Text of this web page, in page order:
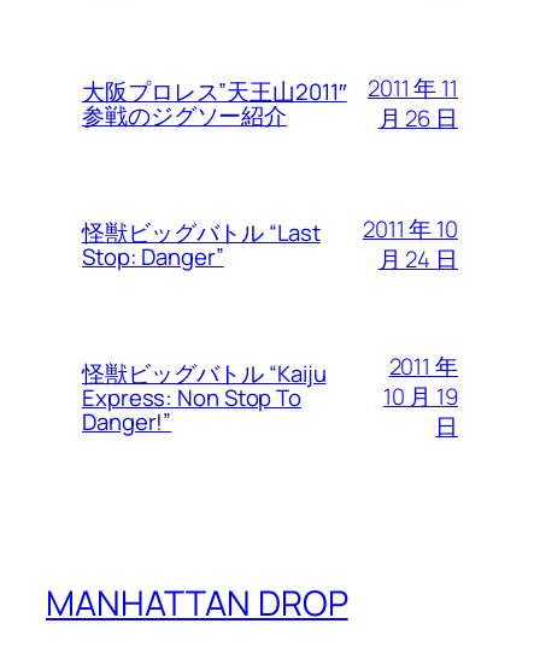
大阪プロレス”天王山2011″
参戦のジグソー紹介
2011 年 11
月 26 日
怪獣ビッグバトル “Last
Stop: Danger”
2011 年 10
月 24 日
怪獣ビッグバトル “Kaiju
Express: Non Stop To
Danger!”
2011 年
10 月 19
日
MANHATTAN DROP